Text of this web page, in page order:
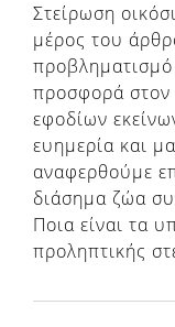
Στείρωση
μέρος του
προσφορά
εφοδίων
ευημερία και
αναφερθούμε
διάσημα ζώα
Ποια είναι τα
προληπτικής